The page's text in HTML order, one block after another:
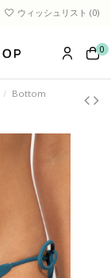
ウィッシュリスト (0)
0
Bottom